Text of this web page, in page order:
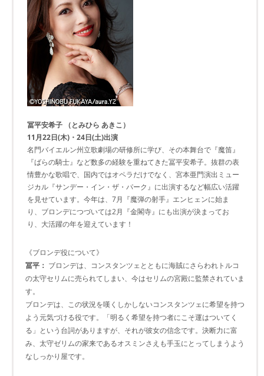
冨平安希子 （とみひら あきこ）
11月22日(木)・24日(土)出演
名門バイエルン州立歌劇場の研修所に学び、その本舞台で『魔笛』
『ばらの騎士』など数多の経験を重ねてきた冨平安希子。抜群の表
情豊かな歌唱で、国内ではオペラだけでなく、宮本亜門演出ミュー
ジカル『サンデー・イン・ザ・パーク』に出演するなど幅広い活躍
を見せています。今年は、7月『魔弾の射手』エンヒェンに始ま
り、ブロンデにつづいては2月『金閣寺』にも出演が決まってお
り、大活躍の年を迎えています！
《ブロンデ役について》
冨平： ブロンデは、コンスタンツェとともに海賊にさらわれトルコ
の太守セリムに売られてしまい、今はセリムの宮殿に監禁されていま
す。
ブロンデは、この状況を嘆くしかしないコンスタンツェに希望を持つ
よう元気づける役です。「明るく希望を持つ者にこそ運はついてく
る」という台詞がありますが、それが彼女の信念です。決断力に富
み、太守ゼリムの家来であるオスミンさえも手玉にとってしまうよう
なしっかり屋です。